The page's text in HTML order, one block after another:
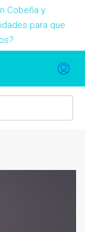
Cobeña y
para que